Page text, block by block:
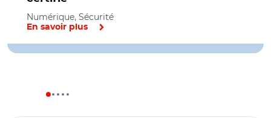
Numérique, Sécurité
En savoir plus